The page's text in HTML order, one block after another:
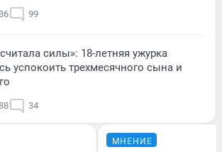
99
силы»: 18-летняя ужурка
успокоить трехмесячного сына и
34
МНЕНИЕ